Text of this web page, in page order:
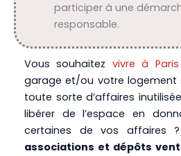
participer à une
responsable.
Vous souhaitez vivre à Paris
garage et/ou votre logement
toute sorte d’affaires
libérer de l’espace en
certaines de vos affaires
associations et dépôts